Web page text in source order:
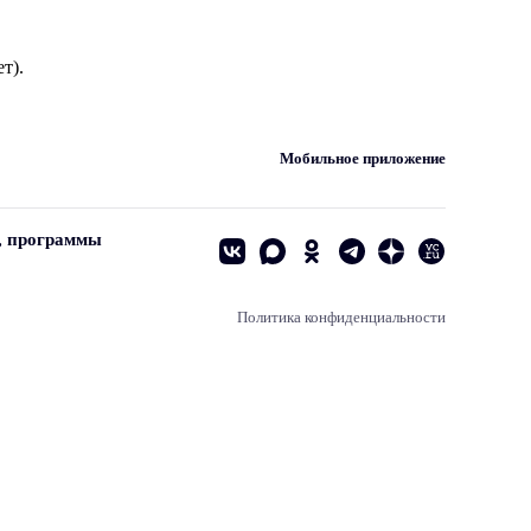
Мобильное приложение
программы
Политика конфиденциальности